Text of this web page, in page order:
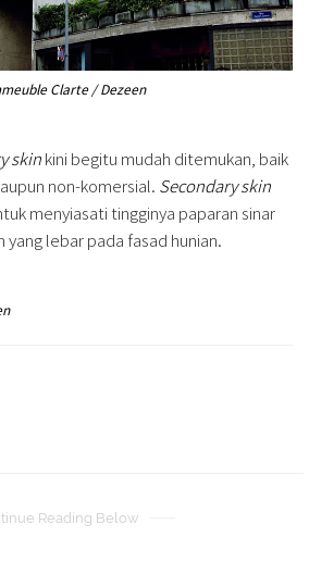
Clarte / Dezeen
skinkini begitu mudah ditemukan, baik
non-komersial. Secondary skin
menyiasati tingginya paparan sinar
yang lebar pada fasad hunian.
Reading Below